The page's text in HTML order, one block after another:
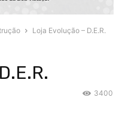
Loja Evolução – D.E.R.
3400